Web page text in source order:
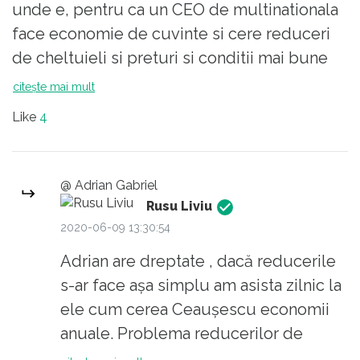
+ ...) e o catastrofă ! Dar nu o să insist
să conving un pdl-ist la extrem !
unde e, pentru ca un CEO de multinationala
face economie de cuvinte si cere reduceri
de cheltuieli si preturi si conditii mai bune
de la furnizori? Patronul de la AF Grigore e la
decat CEO-ul acela.
Pricep unde bateti. Doar ca rezultatele nu
vin ca urmare a acelui mail de doua randuri,
caracterului sau laconic, mai precis, ci a
muncii depuse de cei carora le era adresat.
Si daca 30% e o cifra aruncata la intamplare
s-ar putea sa fie o aiureala. Un manager bun
sa reuseasca o reducere de 25%, maxim
citește mai mult
Like 4
@ Adrian Gabriel
Rusu Liviu
2020-06-09 13:30:54
Adrian are dreptate , dacă reducerile
s-ar face așa simplu am asista zilnic la
ele cum cerea Ceaușescu economii
anuale. Problema reducerilor de